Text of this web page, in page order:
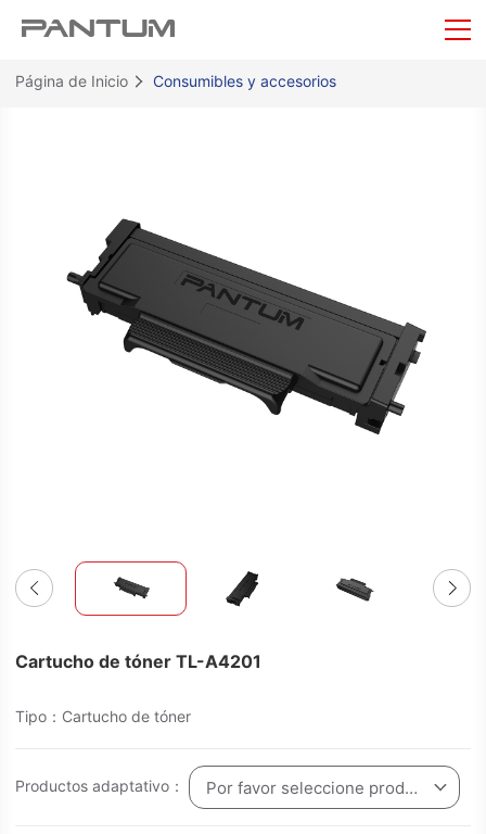
Página de Inicio Consumibles y accesorios
Cartucho de tóner TL-A4201
Tipo：Cartucho de tóner
Productos adaptativo： Por favor seleccione producto